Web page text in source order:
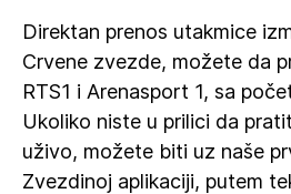
Direktan prenos utakmice
Crvene zvezde, možete da
RTS1 i Arenasport 1, sa
Ukoliko niste u prilici da
uživo, možete biti uz naše
Zvezdinoj aplikaciji, putem